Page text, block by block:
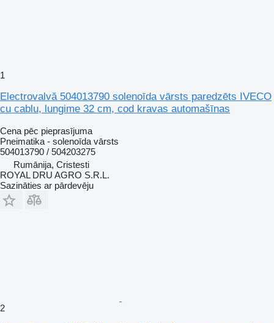
1
Electrovalvă 504013790 solenoīda vārsts paredzēts IVECO
cu cablu, lungime 32 cm, cod kravas automašīnas
Cena pēc pieprasījuma
Pneimatika - solenoīda vārsts
504013790 / 504203275
Rumānija, Cristesti
ROYAL DRU AGRO S.R.L.
Sazināties ar pārdevēju
2